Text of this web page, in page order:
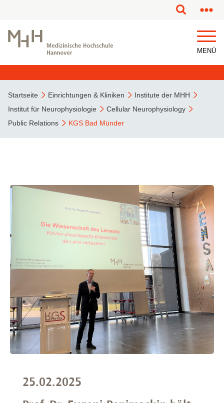
MENÜ
Startseite Einrichtungen & Kliniken
Institute der MHH
Institut für Neurophysiologie
Cellular Neurophysiology
Public Relations
KGS Bad Münder
25.02.2025